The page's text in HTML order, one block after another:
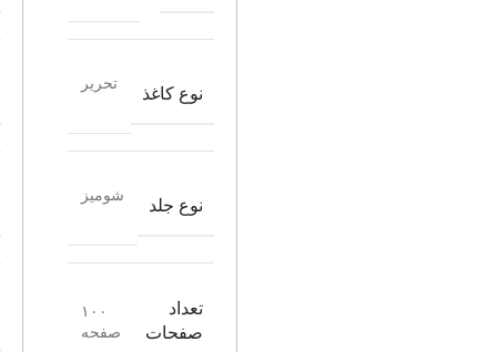
نوع کاغذ
تحریر
نوع جلد
شومیز
تعداد
صفحات
۱۰۰
صفحه